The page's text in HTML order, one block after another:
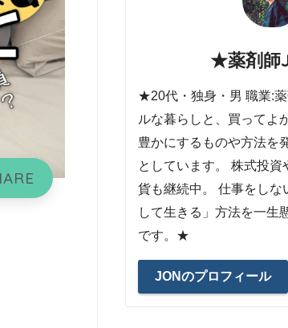
★薬剤師
★20代・独身・男 職業:
ルな暮らしと、買ってよ
豊かにするものや方法を
としています。 株式投資
貨も継続中。 仕事をしな
して生きる」方法を一生
です。★
JONのプロフィール